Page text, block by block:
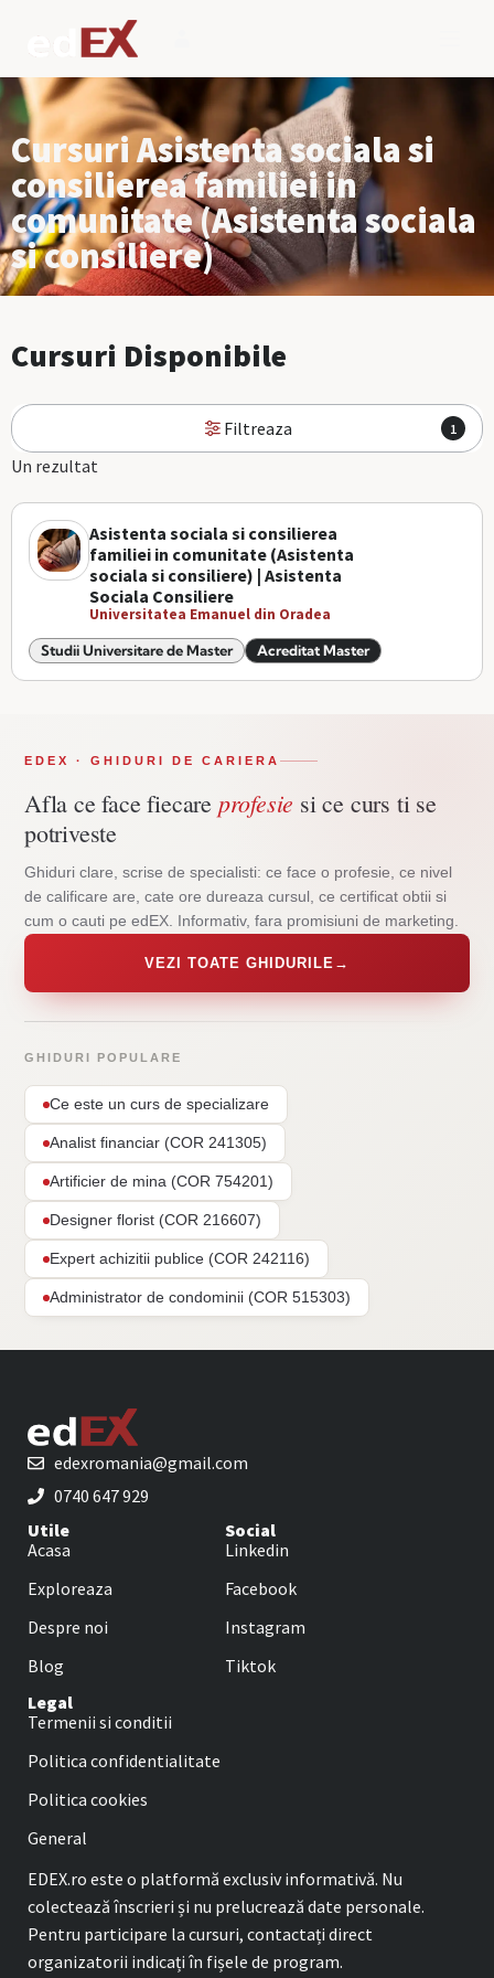
Cursuri Asistenta sociala si
consilierea familiei in
comunitate (Asistenta sociala
si consiliere)
Cursuri Disponibile
Filtreaza 1
Un rezultat
Asistenta sociala si consilierea
familiei in comunitate (Asistenta
sociala si consiliere) | Asistenta
Sociala Consiliere
Universitatea Emanuel din Oradea
Studii Universitare de Master Acreditat Master
EDEX · GHIDURI DE CARIERA
Afla ce face fiecare profesie si ce curs ti se
potriveste
Ghiduri clare, scrise de specialisti: ce face o profesie, ce nivel
de calificare are, cate ore dureaza cursul, ce certificat obtii si
cum o cauti pe edEX. Informativ, fara promisiuni de marketing.
VEZI TOATE GHIDURILE →
GHIDURI POPULARE
Ce este un curs de specializare
Analist financiar (COR 241305)
Artificier de mina (COR 754201)
Designer florist (COR 216607)
Expert achizitii publice (COR 242116)
Administrator de condominii (COR 515303)
edexromania@gmail.com
0740 647 929
Utile
Acasa
Exploreaza
Despre noi
Blog
Social
Linkedin
Facebook
Instagram
Tiktok
Legal
Termenii si conditii
Politica confidentialitate
Politica cookies
General
EDEX.ro este o platformă exclusiv informativă. Nu
colectează înscrieri și nu prelucrează date personale.
Pentru participare la cursuri, contactați direct
organizatorii indicați în fișele de program.